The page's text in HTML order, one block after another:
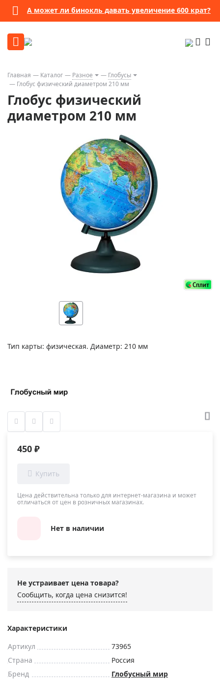
А может ли бинокль давать увеличение 600 крат?
Главная Каталог Разное
Глобусы
Глобус физический диаметром 210 мм
Глобус физический
диаметром 210 мм
Тип карты: физическая. Диаметр: 210 мм
450 ₽
Цена действительна только для интернет-магазина и может
отличаться от цен в розничных магазинах.
Нет в наличии
Не устраивает цена товара?
Сообщить, когда цена снизится!
Характеристики
Артикул
73965
Страна
Россия
Бренд
Глобусный мир